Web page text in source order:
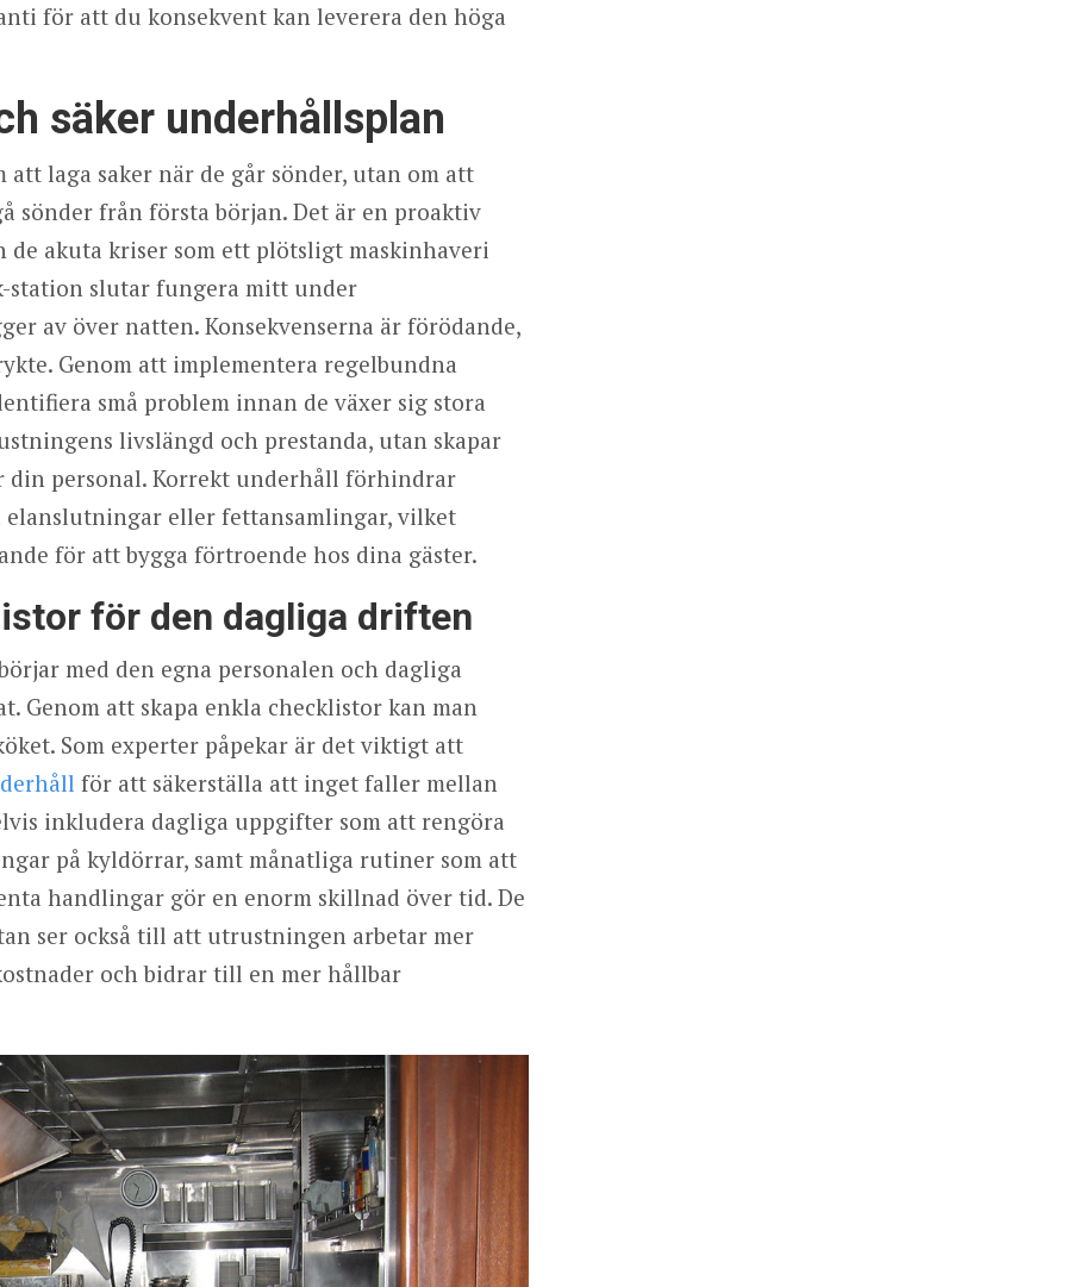
för att du konsekvent kan leverera den höga
säker underhållsplan
laga saker när de går sönder, utan om att
sönder från första början. Det är en proaktiv
de akuta kriser som ett plötsligt maskinhaveri
station slutar fungera mitt under
av över natten. Konsekvenserna är förödande,
Genom att implementera regelbundna
små problem innan de växer sig stora
livslängd och prestanda, utan skapar
din personal. Korrekt underhåll förhindrar
elanslutningar eller fettansamlingar, vilket
för att bygga förtroende hos dina gäster.
för den dagliga driften
med den egna personalen och dagliga
Genom att skapa enkla checklistor kan man
Som experter påpekar är det viktigt att
för att säkerställa att inget faller mellan
inkludera dagliga uppgifter som att rengöra
på kyldörrar, samt månatliga rutiner som att
handlingar gör en enorm skillnad över tid. De
ser också till att utrustningen arbetar mer
och bidrar till en mer hållbar